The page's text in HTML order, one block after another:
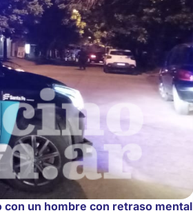
con un hombre con retraso mental